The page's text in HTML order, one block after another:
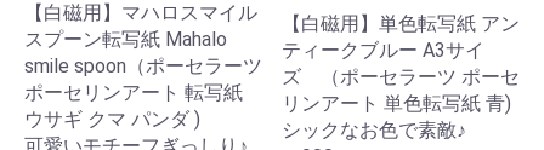
【白磁用】マハロスマイル
スプーン転写紙 Mahalo
smile spoon（ポーセラーツ
ポーセリンアート 転写紙
ウサギ クマ パンダ )
【白磁用】単色転写紙 アン
ティークブルー A3サイ
ズ （ポーセラーツ ポーセ
リンアート 単色転写紙 青)
シックなお色で素敵♪